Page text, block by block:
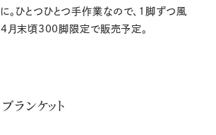
。ひとつひとつ手作業なので、1脚ずつ風
4月末頃300脚限定で販売予定。
ランケット